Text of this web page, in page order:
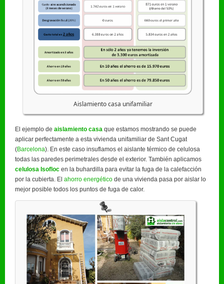
Aislamiento casa unifamiliar
El ejemplo de aislamiento casa que estamos mostrando se puede
aplicar perfectamente a esta vivienda unifamiliar de Sant Cugat
(Barcelona). En este caso insuflamos el aislante térmico de celulosa
todas las paredes perimetrales desde el exterior. También aplicamos
celulosa Isofloc en la buhardilla para evitar la fuga de la calefacción
por la cubierta. El ahorro energético de una vivienda pasa por aislar lo
mejor posible todos los puntos de fuga de calor.